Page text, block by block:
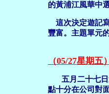
的黃浦江風華中
這次決定遊記
豐富。主題單元
（05/27星期五
五月二十七
點十分在公司對